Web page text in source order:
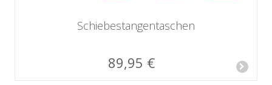
Schiebestangen­taschen
89,95 €